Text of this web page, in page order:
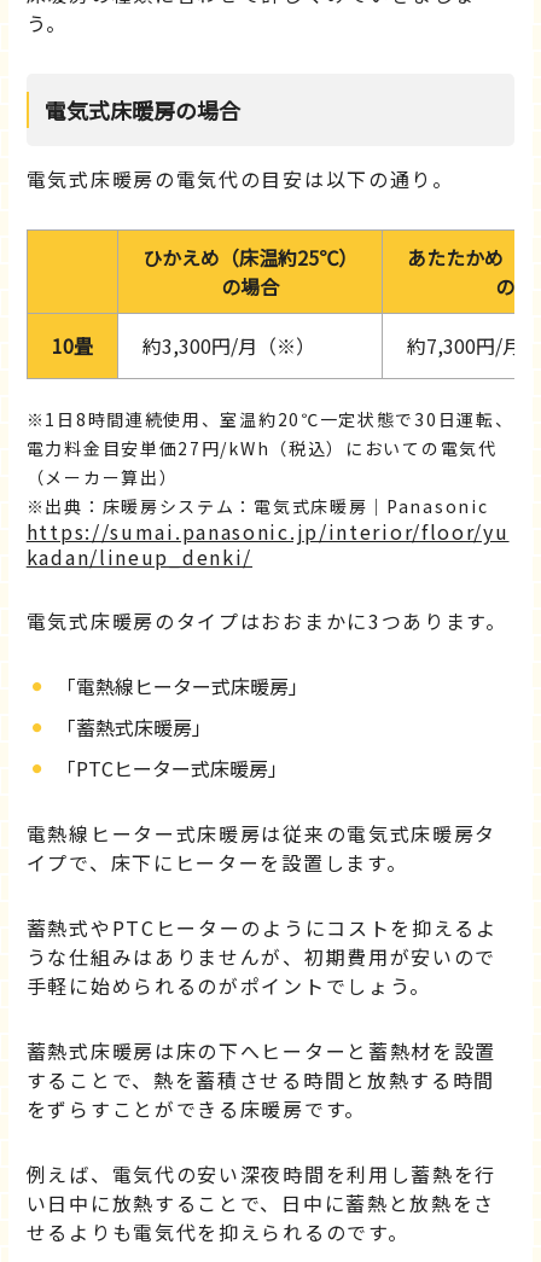
う。
電気式床暖房の場合
電気式床暖房の電気代の目安は以下の通り。
ひかえめ（床温約25℃）
の場合
あたたかめ（
の場
10畳 約3,300円/月（※） 約7,300円/月
1日8時間連続使用、室温約20℃一定状態で30日運転、
電力料金目安単価27円/kWh（税込）においての電気代
（メーカー算出）
出典：床暖房システム：電気式床暖房｜Panasonic
https://sumai.panasonic.jp/interior/floor/yu
kadan/lineup_denki/
電気式床暖房のタイプはおおまかに3つあります。
「電熱線ヒーター式床暖房」
「蓄熱式床暖房」
「PTCヒーター式床暖房」
電熱線ヒーター式床暖房は従来の電気式床暖房タ
イプで、床下にヒーターを設置します。
蓄熱式やPTCヒーターのようにコストを抑えるよ
うな仕組みはありませんが、初期費用が安いので
手軽に始められるのがポイントでしょう。
蓄熱式床暖房は床の下へヒーターと蓄熱材を設置
することで、熱を蓄積させる時間と放熱する時間
をずらすことができる床暖房です。
例えば、電気代の安い深夜時間を利用し蓄熱を行
い日中に放熱することで、日中に蓄熱と放熱をさ
せるよりも電気代を抑えられるのです。